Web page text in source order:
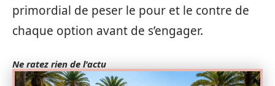
primordial de peser le pour et le contre de
chaque option avant de s’engager.
Ne ratez rien de l'actu